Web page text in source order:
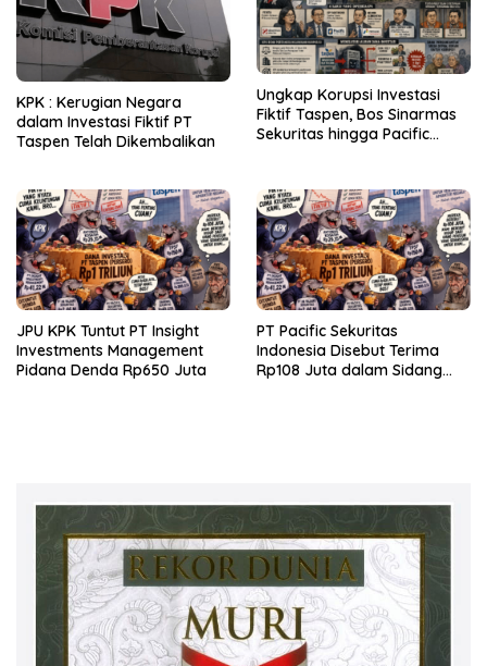
KPK : Kerugian Negara
dalam Investasi Fiktif PT
Taspen Telah Dikembalikan
Ungkap Korupsi Investasi
Fiktif Taspen, Bos Sinarmas
Sekuritas hingga Pacific
JPU KPK Tuntut PT Insight
Investments Management
Pidana Denda Rp650 Juta
PT Pacific Sekuritas
Indonesia Disebut Terima
Rp108 Juta dalam Sidang